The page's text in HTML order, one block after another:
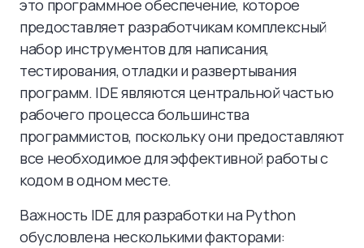
это программное обеспечение, которое
предоставляет разработчикам комплексный
набор инструментов для написания,
тестирования, отладки и развертывания
программ. IDE являются центральной частью
рабочего процесса большинства
программистов, поскольку они предоставляют
все необходимое для эффективной работы с
кодом в одном месте.
Важность IDE для разработки на Python
обусловлена несколькими факторами: